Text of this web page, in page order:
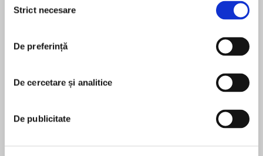
consimțământului
Strict necesare
De preferință
De cercetare și analitice
De publicitate
A proud geek girl, Emma loves her quiet life on
the outskirts, playing video games and staying
off the radar. When her nightmare of a new
her world is turned upside down. Quinn is a
queen bee with a nasty streak who destroys
anyone who gets in her way. Teachers, football
players, her fellow cheerleaders—no one is safe.
În acest moment nu există recenzii
Eva Darrows
Eva Darrows is the pseudonym for New York
Times bestselling author Hillary Monahan, author